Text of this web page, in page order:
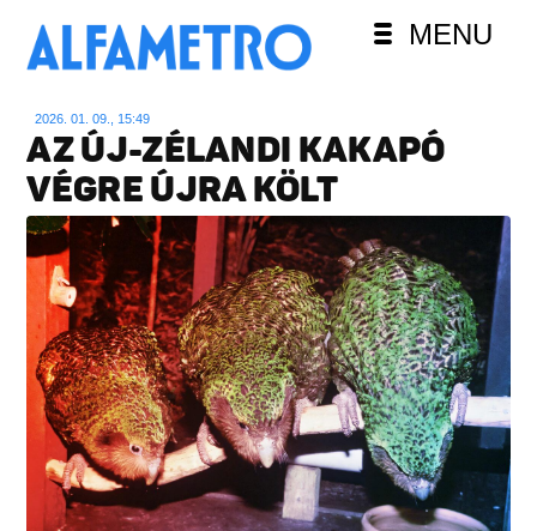
MENU
2026. 01. 09., 15:49
AZ ÚJ-ZÉLANDI KAKAPÓ
VÉGRE ÚJRA KÖLT